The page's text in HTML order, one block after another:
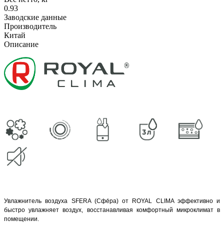
0.93
Заводские данные
Производитель
Китай
Описание
Увлажнитель воздуха SFERA (Сфе́ра) от ROYAL CLIMA эффективно и
быстро увлажняет воздух, восстанавливая комфортный микроклимат в
помещении.